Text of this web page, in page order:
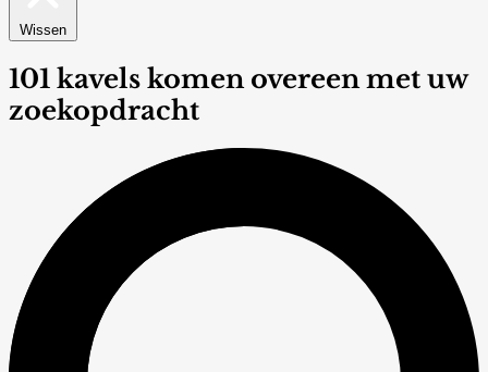
Wissen
101 kavels komen overeen met uw
zoekopdracht